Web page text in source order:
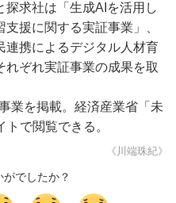
探求社は「生成AIを活用し
援に関する実証事業」、
連携によるデジタル人材育
れぞれ実証事業の成果を取
業を掲載。経済産業省「未
で閲覧できる。
《川端珠紀》
がでしたか？